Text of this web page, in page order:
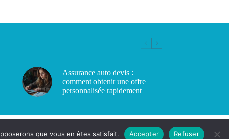
Assurance auto devis :
comment obtenir une offre
personnalisée rapidement
que vous en êtes satisfait. Accepter Refuser